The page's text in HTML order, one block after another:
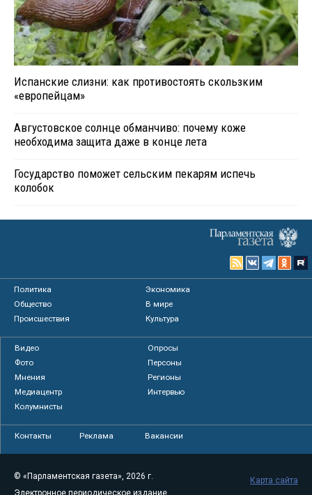
Испанские слизни: как противостоять скользким
«европейцам»
Августовское солнце обманчиво: почему коже
необходима защита даже в конце лета
Государство поможет сельским пекарям испечь
колобок
Политика
Экономика
Общество
В мире
Происшествия
Культура
Видео
Опросы
Фото
Персоны
Мнения
Регионы
Медиацентр
Интервью
Колумнисты
Контакты Реклама Вакансии
© «Парламентская газета», 2026 г.
Электронное периодическое издание
Карта сайта